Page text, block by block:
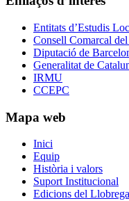
Entitats d’Estudis
Consell Comarcal
Diputació de
Generalitat de
IRMU
CCEPC
Mapa web
Inici
Equip
Història i valors
Suport Institucional
Edicions del